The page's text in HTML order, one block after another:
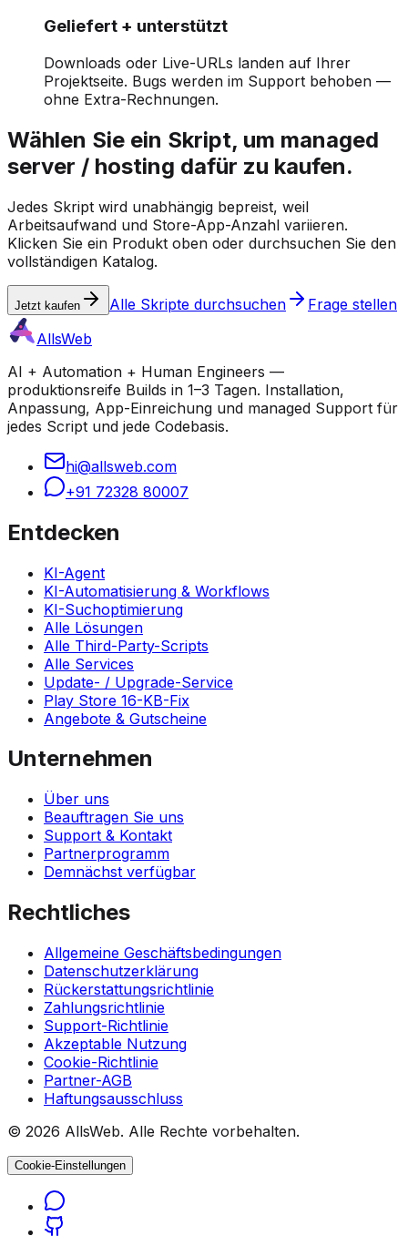
Geliefert + unterstützt
Downloads oder Live-URLs landen auf Ihrer
Projektseite. Bugs werden im Support behoben —
ohne Extra-Rechnungen.
Wählen Sie ein Skript, um managed
server / hosting dafür zu kaufen.
Jedes Skript wird unabhängig bepreist, weil
Arbeitsaufwand und Store-App-Anzahl variieren.
Klicken Sie ein Produkt oben oder durchsuchen Sie den
vollständigen Katalog.
Jetzt kaufen Alle Skripte durchsuchen
Frage stellen
AllsWeb
AI + Automation + Human Engineers —
produktionsreife Builds in 1–3 Tagen. Installation,
Anpassung, App-Einreichung und managed Support für
jedes Script und jede Codebasis.
hi@allsweb.com
+91 72328 80007
Entdecken
KI-Agent
KI-Automatisierung & Workflows
KI-Suchoptimierung
Alle Lösungen
Alle Third-Party-Scripts
Alle Services
Update- / Upgrade-Service
Play Store 16-KB-Fix
Angebote & Gutscheine
Unternehmen
Über uns
Beauftragen Sie uns
Support & Kontakt
Partnerprogramm
Demnächst verfügbar
Rechtliches
Allgemeine Geschäftsbedingungen
Datenschutzerklärung
Rückerstattungsrichtlinie
Zahlungsrichtlinie
Support-Richtlinie
Akzeptable Nutzung
Cookie-Richtlinie
Partner-AGB
Haftungsausschluss
© 2026 AllsWeb. Alle Rechte vorbehalten.
Cookie-Einstellungen